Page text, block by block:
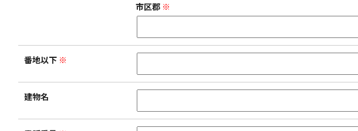
市区郡 ※
番地以下 ※
建物名